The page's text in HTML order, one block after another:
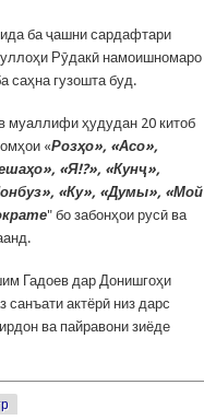
ба ҷашни сардафтари
Рӯдакӣ намоишномаро
саҳна гузошта буд.
муаллифи ҳудудан 20 китоб
«Розҳо», «Асо»,
«Я!?», «Кунҷ»,
«Ку», «Думы», «Мой
" бо забонҳои русӣ ва
Гадоев дар Донишгоҳи
санъати актёрӣ низ дарс
ва пайравони зиёде